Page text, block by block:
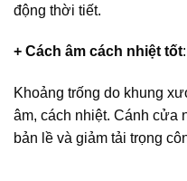
động thời tiết.
+ Cách âm cách nhiệt tốt:
Khoảng trống do khung
âm, cách nhiệt. Cánh cửa
bản lề và giảm tải trọng